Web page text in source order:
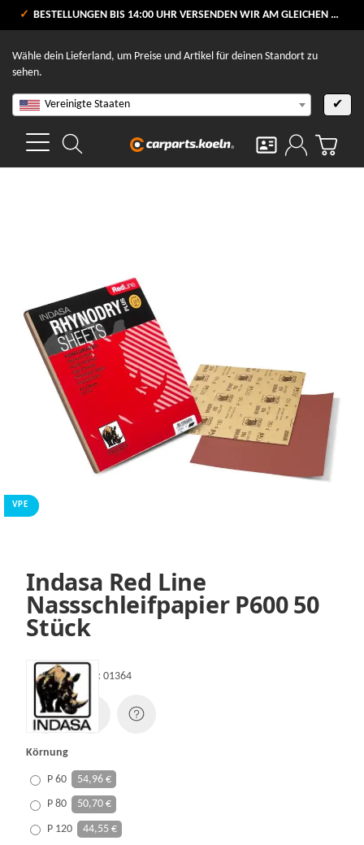
VERSANDKOSTENFREI AB 80 €
BESTELLUNGEN BIS 14:00 UHR VERSENDEN WIR AM GLEICHEN WERKTAG
Wähle dein Lieferland, um Preise und Artikel für deinen Standort zu
sehen.
Vereinigte Staaten ✔
VPE
Indasa Red Line
Nassschleifpapier P600 50
Stück
Artikelnummer: 01364
Körnung
P 60 54,96 €
P 80 50,70 €
P 120 44,55 €